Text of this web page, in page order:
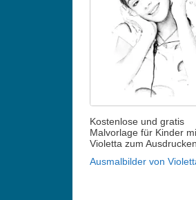
Kostenlose und gratis
Malvorlage für Kinder
Violetta zum
Ausmalbilder von